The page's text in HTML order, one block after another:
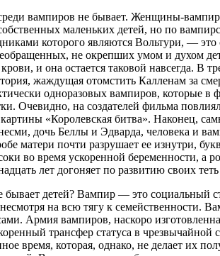
вампиров не бывает. Женщины-
маленьких детей, но по
которого являются Вольтури, — это
не окрепших умом и духом
и она остается таковой навсегда. В
жаждущая отомстить Калленам за
одноразовых вампиров, которые в
Очевидно, на создателей фильма
«Королевская битва». Наконец,
дочь Беллы и Эдварда, человека и
матери почти разрушает ее изнутри,
во время ускоренной беременности, а
лет догоняет по развитию своих
детей? Вампир — это социальный
на всю тягу к семейственности.
Армия вампиров, наскоро
трансфер статуса в чрезвычайной
время, которая, однако, не делает их